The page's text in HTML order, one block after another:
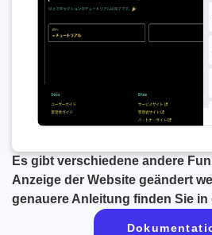
Es gibt verschiedene andere
Anzeige der Website geändert
genauere Anleitung finden Sie